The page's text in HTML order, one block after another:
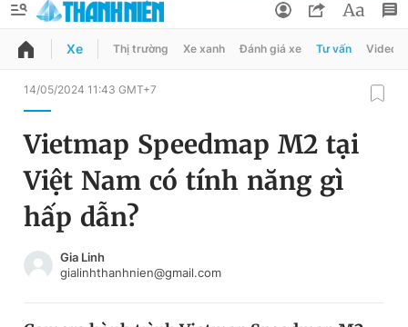
QUẢNG CÁO
Chuyên mục
Chuyên mục khác
Chào ngày mới
Đổi mật khẩu
Tin đã lưu
Tin đã xem
Đăng xuất
Xe Thị trường Xe xanh Đánh giá xe Tư vấn Video
14/05/2024 11:43 GMT+7
Vietmap Speedmap M2 tại
Việt Nam có tính năng gì
hấp dẫn?
Gia Linh
gialinhthanhnien@gmail.com